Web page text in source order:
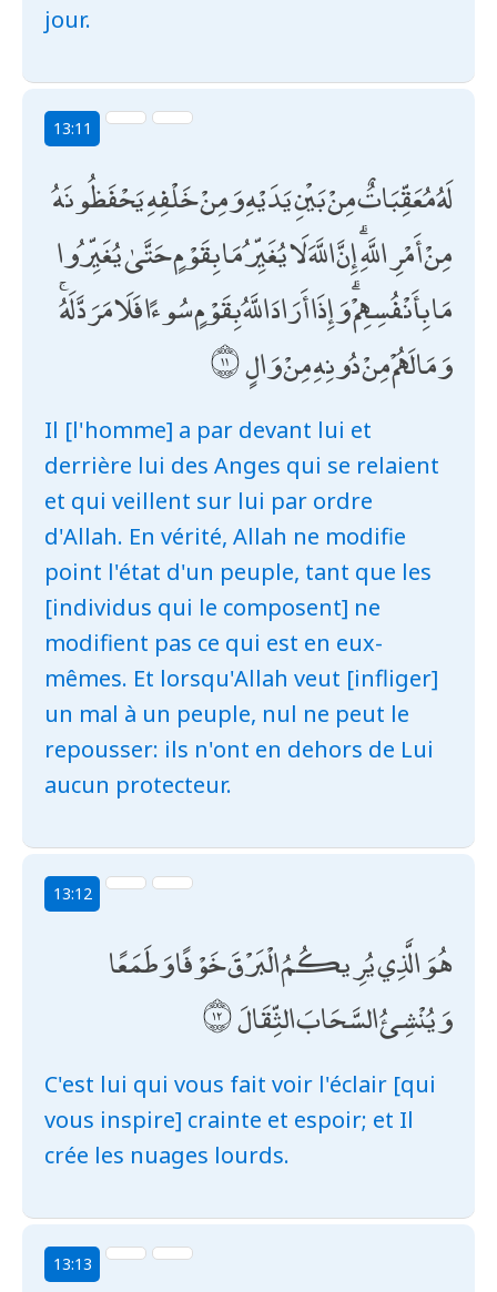
jour.
13:11
لَهُ مُعَقِّبَاتٌ مِنْ بَيْنِ يَدَيْهِ وَمِنْ خَلْفِهِ يَحْفَظُونَهُ
مِنْ أَمْرِ اللَّهِ ۗ إِنَّ اللَّهَ لَا يُغَيِّرُ مَا بِقَوْمٍ حَتَّىٰ يُغَيِّرُوا
مَا بِأَنْفُسِهِمْ ۗ وَإِذَا أَرَادَ اللَّهُ بِقَوْمٍ سُوءًا فَلَا مَرَدَّ لَهُ ۚ
وَمَا لَهُمْ مِنْ دُونِهِ مِنْ وَالٍ
Il [l'homme] a par devant lui et
derrière lui des Anges qui se relaient
et qui veillent sur lui par ordre
d'Allah. En vérité, Allah ne modifie
point l'état d'un peuple, tant que les
[individus qui le composent] ne
modifient pas ce qui est en eux-
mêmes. Et lorsqu'Allah veut [infliger]
un mal à un peuple, nul ne peut le
repousser: ils n'ont en dehors de Lui
aucun protecteur.
13:12
هُوَ الَّذِي يُرِيكُمُ الْبَرْقَ خَوْفًا وَطَمَعًا
وَيُنْشِئُ السَّحَابَ الثِّقَالَ
C'est lui qui vous fait voir l'éclair [qui
vous inspire] crainte et espoir; et Il
crée les nuages lourds.
13:13